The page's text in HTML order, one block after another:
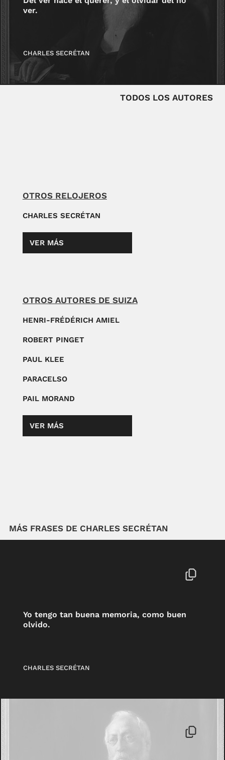
ver.
CHARLES SECRÉTAN
TODOS LOS AUTORES
OTROS RELOJEROS
CHARLES SECRÉTAN
VER MÁS
OTROS AUTORES DE SUIZA
HENRI-FRÉDÉRICH AMIEL
ROBERT PINGET
PAUL KLEE
PARACELSO
PAIL MORAND
VER MÁS
MÁS FRASES DE CHARLES SECRÉTAN
Yo tengo tan buena memoria, como buen
olvido.
CHARLES SECRÉTAN